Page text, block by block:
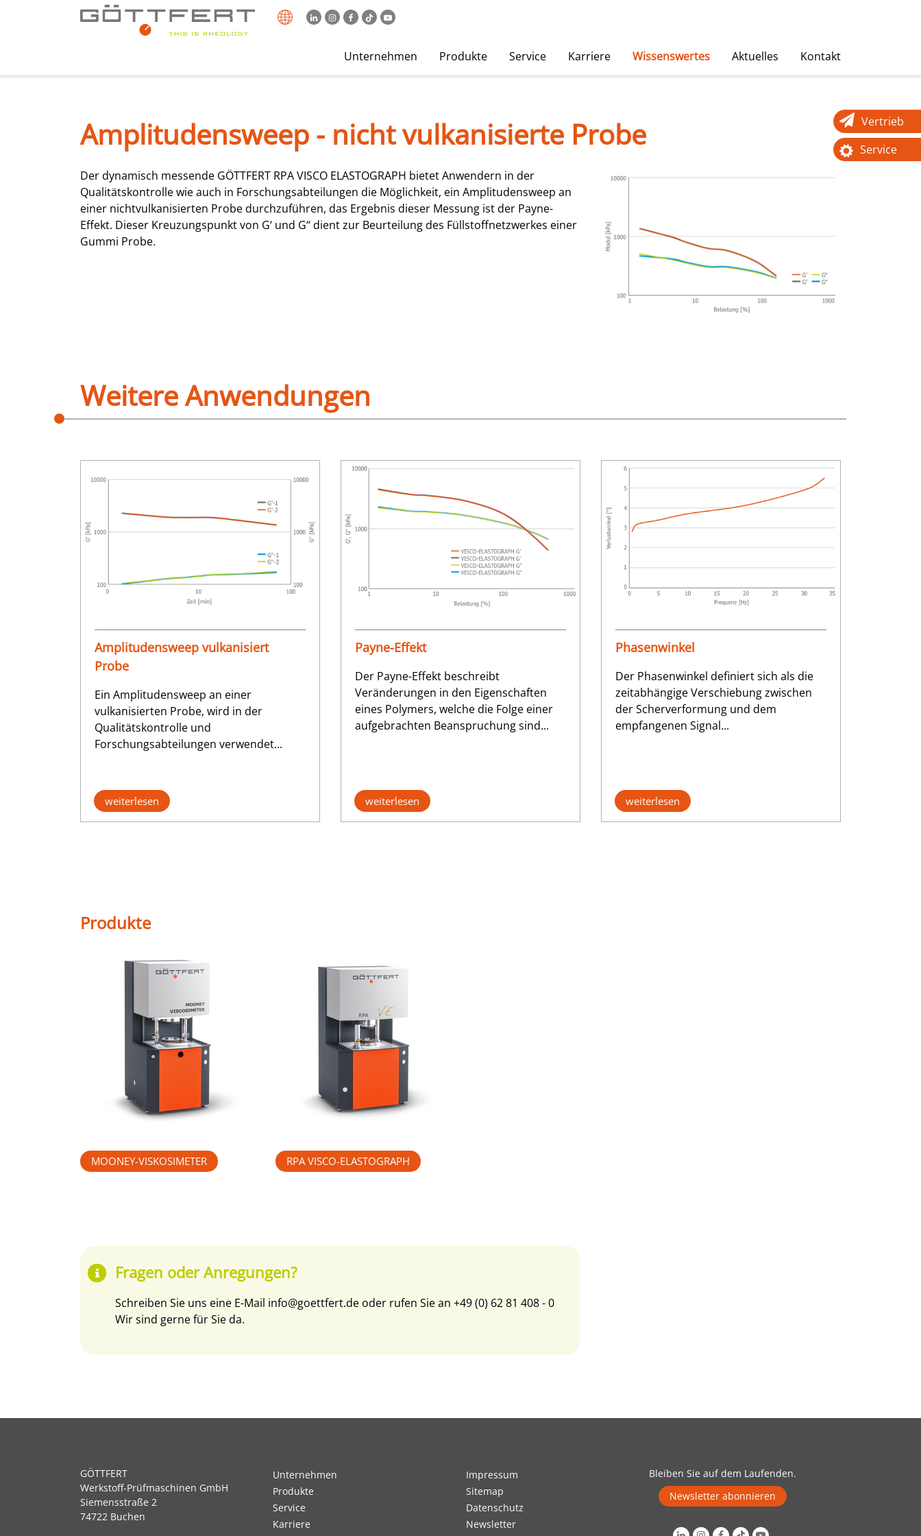
Unternehmen Produkte Service Karriere Wissenswertes Aktuelles Kontakt
Amplitudensweep - nicht vulkanisierte Probe
Der dynamisch messende GÖTTFERT RPA VISCO ELASTOGRAPH bietet Anwendern in der
Qualitätskontrolle wie auch in Forschungsabteilungen die Möglichkeit, ein Amplitudensweep an
einer nichtvulkanisierten Probe durchzuführen, das Ergebnis dieser Messung ist der Payne-
Effekt. Dieser Kreuzungspunkt von G‘ und G‘‘ dient zur Beurteilung des Füllstoffnetzwerkes einer
Gummi Probe.
Weitere Anwendungen
Amplitudensweep vulkanisiert
Probe
Ein Amplitudensweep an einer
vulkanisierten Probe, wird in der
Qualitätskontrolle und
Forschungsabteilungen verwendet...
weiterlesen
Payne-Effekt
Der Payne-Effekt beschreibt
Veränderungen in den Eigenschaften
eines Polymers, welche die Folge einer
aufgebrachten Beanspruchung sind...
weiterlesen
Phasenwinkel
Der Phasenwinkel definiert sich als die
zeitabhängige Verschiebung zwischen
der Scherverformung und dem
empfangenen Signal...
weiterlesen
Produkte
MOONEY-VISKOSIMETER RPA VISCO-ELASTOGRAPH
Fragen oder Anregungen?
Schreiben Sie uns eine E-Mail info@goettfert.de oder rufen Sie an +49 (0) 62 81 408 - 0
Wir sind gerne für Sie da.
GÖTTFERT
Werkstoff-Prüfmaschinen GmbH
Siemensstraße 2
74722 Buchen
Unternehmen
Produkte
Service
Karriere
Impressum
Sitemap
Datenschutz
Newsletter
Bleiben Sie auf dem Laufenden.
Newsletter abonnieren
Vertrieb
Service